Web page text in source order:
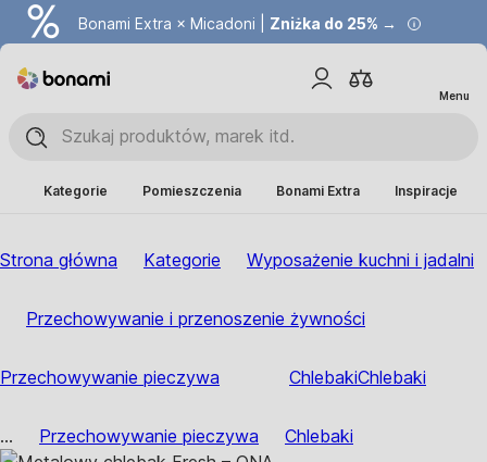
Bonami Extra × Micadoni | Zniżka do 25% →
Menu
Kategorie Pomieszczenia Bonami Extra Inspiracje
Strona główna Kategorie Wyposażenie kuchni i jadalni
Przechowywanie i przenoszenie żywności
Przechowywanie pieczywa ChlebakiChlebaki
... Przechowywanie pieczywa Chlebaki